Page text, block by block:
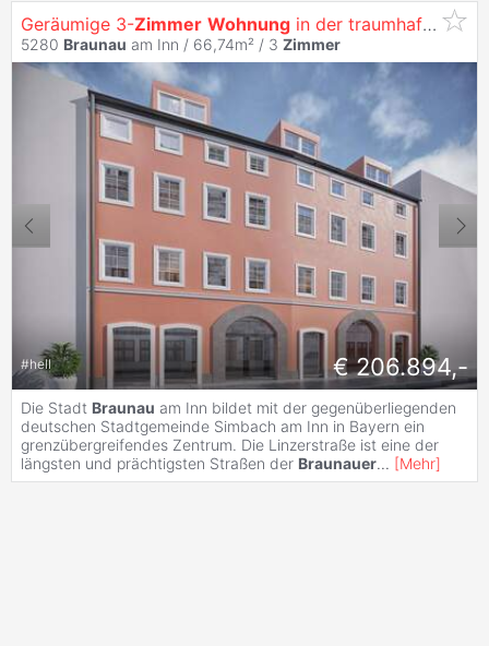
Geräumige 3-Zimmer Wohnung in der traumhaften
5280 Braunau am Inn / 66,74m² / 3 Zimmer
#hell € 206.894,-
Die Stadt Braunau am Inn bildet mit der gegenüberliegenden
deutschen Stadtgemeinde Simbach am Inn in Bayern ein
grenzübergreifendes Zentrum. Die Linzerstraße ist eine der
längsten und prächtigsten Straßen der Braunauer... [Mehr]